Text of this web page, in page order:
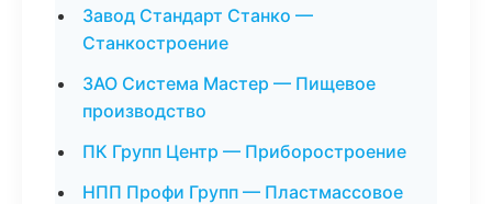
Завод Стандарт Станко —
Станкостроение
ЗАО Система Мастер — Пищевое
производство
ПК Групп Центр — Приборостроение
НПП Профи Групп — Пластмассовое